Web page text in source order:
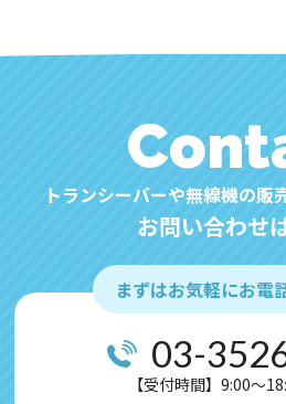
トランシーバーや無線機の販
お問い合わせ
まずはお気軽にお電
03-
【受付時間】9:00～